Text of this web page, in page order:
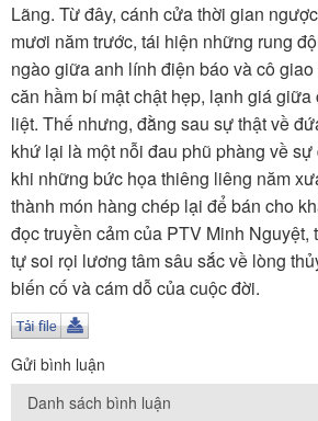
Lãng. Từ đây, cánh cửa thời gian
mươi năm trước, tái hiện những rung
ngào giữa anh lính điện báo và cô
căn hầm bí mật chật hẹp, lạnh giá
liệt. Thế nhưng, đằng sau sự thật về
khứ lại là một nỗi đau phũ phàng về
khi những bức họa thiêng liêng năm
thành món hàng chép lại để bán cho
đọc truyền cảm của PTV Minh Nguyệt,
tự soi rọi lương tâm sâu sắc về lòng
biến cố và cám dỗ của cuộc đời.
Gửi bình luận
Danh sách bình luận